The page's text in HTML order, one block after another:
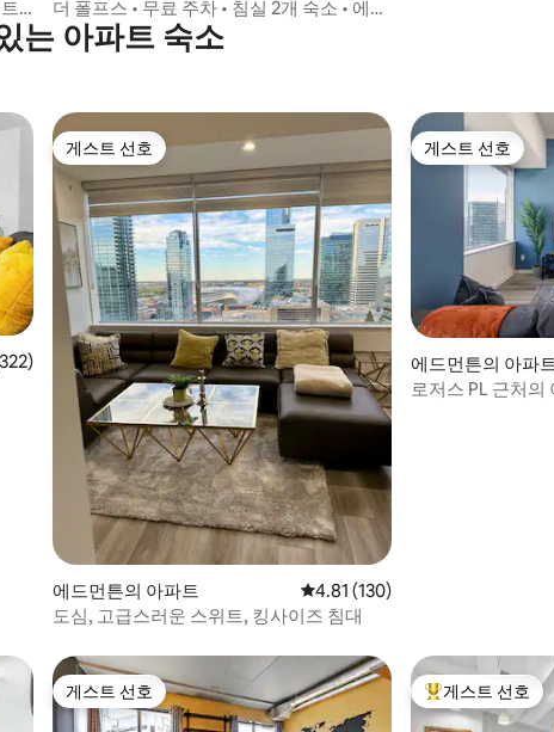
더 폴프스 • 무료 주차 • 침실 2개 숙소 • 에어
컨 • 1Gbps
는 아파트 숙소
점(5점 만점), 후기 322개
게스트 선호
게스트 선호
에드먼튼의 아파트 평점 4.81점(5점 만점), 후기 130개
4.81 (130)
도심, 고급스러운 스위트, 킹사이즈 침대
게스트 선호
게스트 선호
에드먼튼의 아파
로저스 PL 근처의
게스트 선호
게스트 선호 상위 게스트 선호
게스트 선호